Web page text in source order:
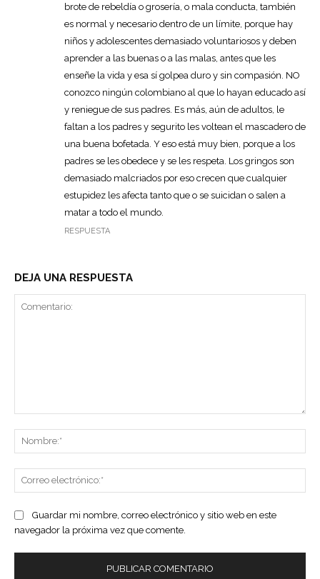
brote de rebeldía o grosería, o mala conducta, también
es normal y necesario dentro de un límite, porque hay
niños y adolescentes demasiado voluntariosos y deben
aprender a las buenas o a las malas, antes que les
enseñe la vida y esa sí golpea duro y sin compasión. NO
conozco ningún colombiano al que lo hayan educado así
y reniegue de sus padres. Es más, aún de adultos, le
faltan a los padres y segurito les voltean el mascadero de
una buena bofetada. Y eso está muy bien, porque a los
padres se les obedece y se les respeta. Los gringos son
demasiado malcriados por eso crecen que cualquier
estupidez les afecta tanto que o se suicidan o salen a
matar a todo el mundo.
RESPUESTA
DEJA UNA RESPUESTA
Guardar mi nombre, correo electrónico y sitio web en este
navegador la próxima vez que comente.